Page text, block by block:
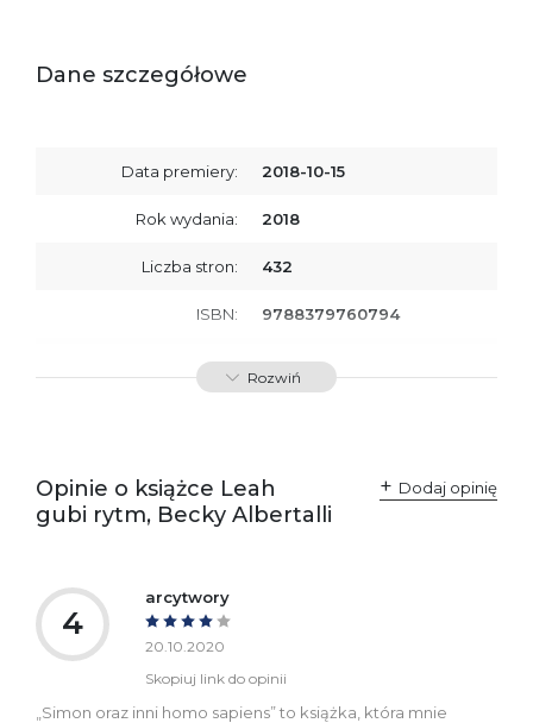
Dane szczegółowe
Data premiery: 2018-10-15
Rok wydania: 2018
Liczba stron: 432
ISBN: 9788379760794
SKU: E201025
Polska
kontakt@wydajenamsie.pl
+48 61 623 38 38
informacje dotyczące
bezpieczeństwa:
Rozwiń
Opinie o książce Leah
gubi rytm, Becky Albertalli
Dodaj opinię
4
arcytwory
20.10.2020
Skopiuj link do opinii
„Simon oraz inni homo sapiens” to książka, która mnie